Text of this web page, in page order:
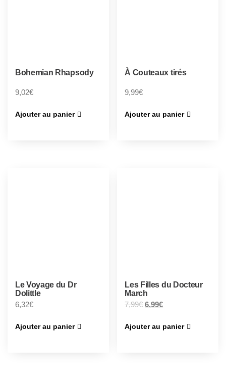
Bohemian Rhapsody
9,02€
Ajouter au panier
À Couteaux tirés
9,99€
Ajouter au panier
Le Voyage du Dr
Dolittle
6,32€
Ajouter au panier
Les Filles du Docteur
March
7,99€ 6,99€
Ajouter au panier